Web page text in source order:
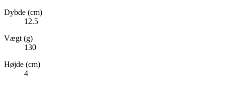
Dybde (cm)
12.5
Vægt (g)
130
Højde (cm)
4